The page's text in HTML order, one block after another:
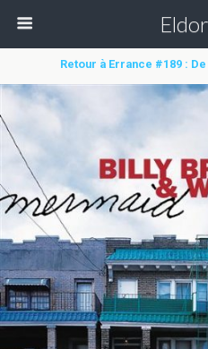
Retour à Errance #189 :